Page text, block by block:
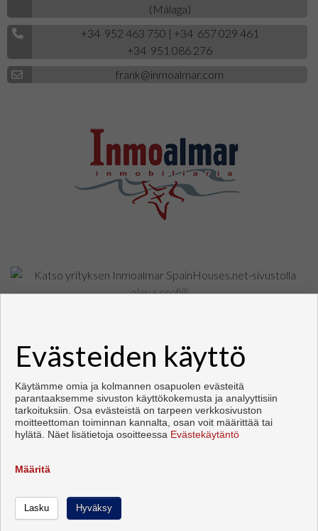
(Málaga)
+34 952 463 750 | +34 657 029 461
+34 951 086 276
frank@inmoalmar.com
Copyright © 2026. Kaikki oikeudet pidätetään.
Kehittämisestä vastaaInmoenter.Käyttöehdot
Evästeiden käyttö
Käytämme omia ja kolmannen osapuolen evästeitä
parantaaksemme sivuston käyttökokemusta ja analyyttisiin
tarkoituksiin. Osa evästeistä on tarpeen verkkosivuston
moitteettoman toiminnan kannalta, osan voit määrittää tai
hylätä. Näet lisätietoja osoitteessa Evästekäytäntö
Määritä